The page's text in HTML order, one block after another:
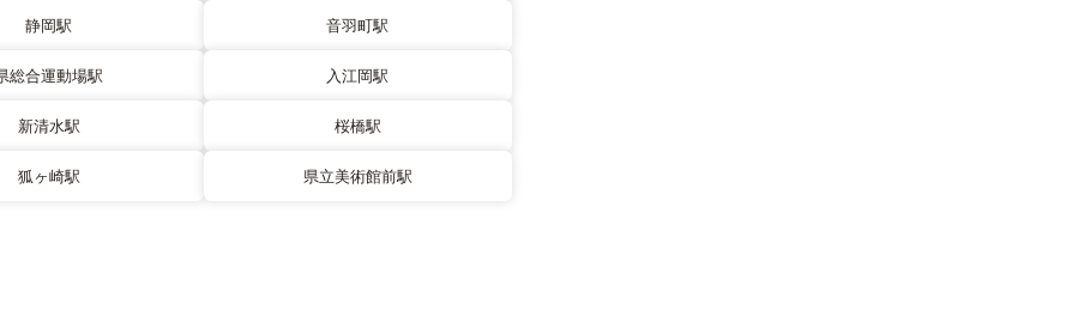
静岡駅 音羽町駅
総合運動場駅 入江岡駅
新清水駅 桜橋駅
狐ヶ崎駅 県立美術館前駅